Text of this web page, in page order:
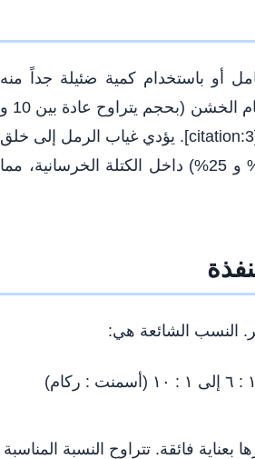
أو باستخدام كمية ضئيلة جداً منه
[citation:5][citation:9]. يتكون هيكلها من حبيبات الركام الخشن (بحجم يتراوح عادة بين 10 و
20 ملم) المُغطاة بطبقة رقيقة من معجون الأسمنت [citation:3]. يؤدي غياب الرمل إلى خلق
فراغات هوائية كبيرة ومتصلة (بنسبة تتراوح بين 15% و 25%) داخل الكتلة الخرسانية، مما
النسب الشائعة هي:
تتراوح عادة من ١ : ٦ إلى ١ : ١٠ (أسمنت : ركام)
بعناية فائقة. تتراوح النسبة المناسبة